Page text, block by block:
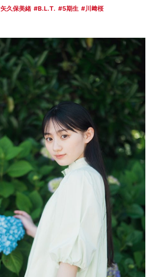
矢久保美緒 B.L.T. 5期生
川﨑桜